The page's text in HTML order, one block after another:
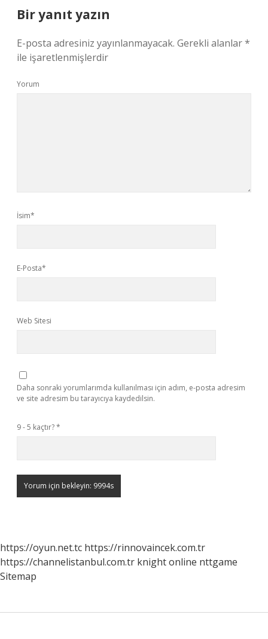
Bir yanıt yazın
E-posta adresiniz yayınlanmayacak. Gerekli alanlar*
ile işaretlenmişlerdir
Yorum
İsim*
E-Posta*
Web Sitesi
Daha sonraki yorumlarımda kullanılması için adım, e-posta adresim
ve site adresim bu tarayıcıya kaydedilsin.
9 - 5 kaçtır?*
https://oyun.net.tc https://rinnovaincek.com.tr
https://channelistanbul.com.tr knight online nttgame
Sitemap